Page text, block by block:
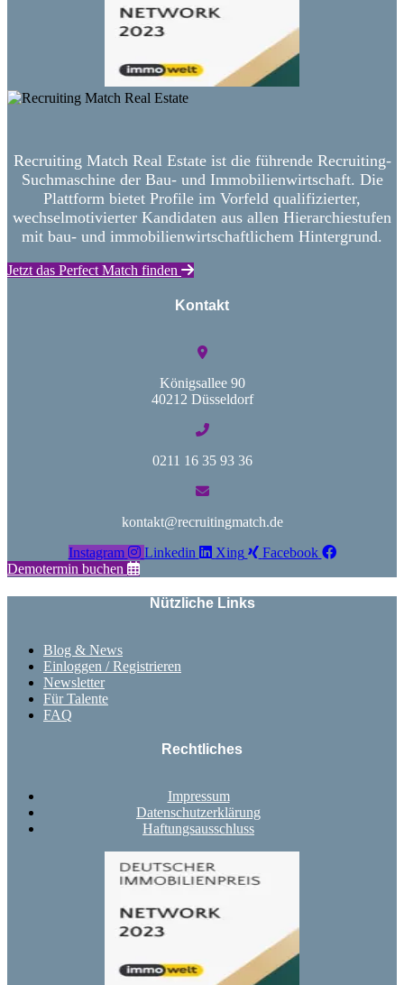
Recruiting Match Real Estate ist die führende Recruiting-
Suchmaschine der Bau- und Immobilienwirtschaft. Die
Plattform bietet Profile im Vorfeld qualifizierter,
wechselmotivierter Kandidaten aus allen Hierarchiestufen
mit bau- und immobilienwirtschaftlichem Hintergrund.
Jetzt das Perfect Match finden
Kontakt
Königsallee 90
40212 Düsseldorf
0211 16 35 93 36
kontakt@recruitingmatch.de
Instagram
Linkedin Xing
Facebook
Demotermin buchen
Nützliche Links
Blog & News
Einloggen / Registrieren
Newsletter
Für Talente
FAQ
Rechtliches
Impressum
Datenschutzerklärung
Haftungsausschluss